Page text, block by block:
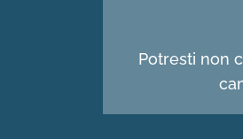
Potresti non